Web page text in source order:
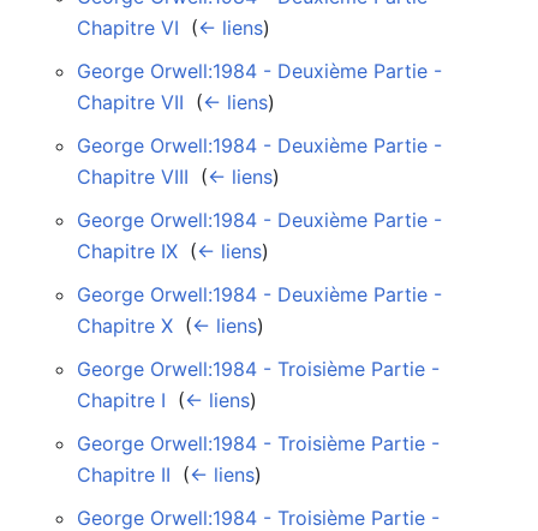
Chapitre VI (← liens)
George Orwell:1984 - Deuxième Partie -
Chapitre VII (← liens)
George Orwell:1984 - Deuxième Partie -
Chapitre VIII (← liens)
George Orwell:1984 - Deuxième Partie -
Chapitre IX (← liens)
George Orwell:1984 - Deuxième Partie -
Chapitre X (← liens)
George Orwell:1984 - Troisième Partie -
Chapitre I (← liens)
George Orwell:1984 - Troisième Partie -
Chapitre II (← liens)
George Orwell:1984 - Troisième Partie -